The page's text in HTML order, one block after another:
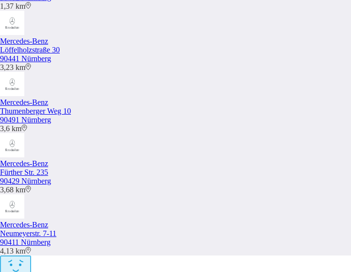
1,37 km
Mercedes-Benz
Löffelholzstraße 30
90441 Nürnberg
3,23 km
Mercedes-Benz
Thumenberger Weg 10
90491 Nürnberg
3,6 km
Mercedes-Benz
Fürther Str. 235
90429 Nürnberg
3,68 km
Mercedes-Benz
Neumeyerstr. 7-11
90411 Nürnberg
4,13 km